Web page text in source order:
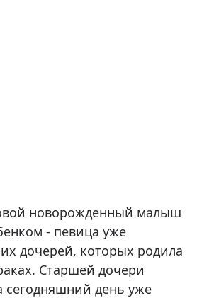
новорожденный малыш
- певица уже
дочерей, которых родила
Старшей дочери
сегодняшний день уже